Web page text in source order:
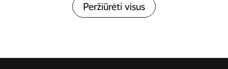
Peržiūrėti visus